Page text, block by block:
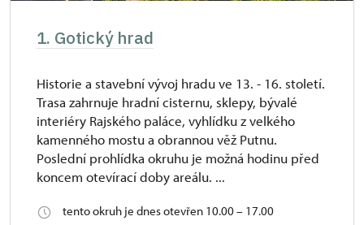
1. Gotický hrad
Historie a stavební vývoj hradu ve 13. - 16. století.
Trasa zahrnuje hradní cisternu, sklepy, bývalé
interiéry Rajského paláce, vyhlídku z velkého
kamenného mostu a obrannou věž Putnu.
Poslední prohlídka okruhu je možná hodinu před
koncem otevírací doby areálu. ...
tento okruh je dnes otevřen 10.00 – 17.00